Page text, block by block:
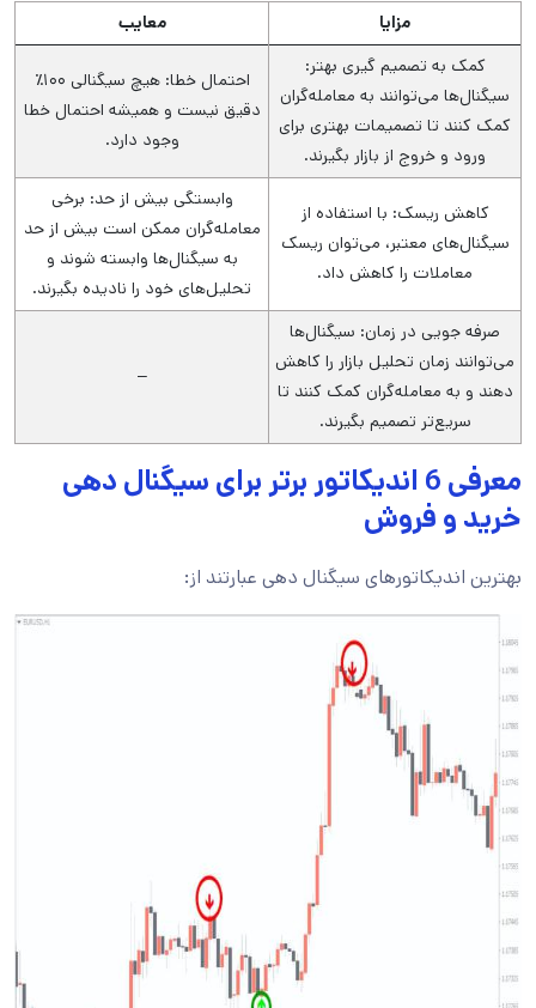
مزایا
معایب
کمک به تصمیم‌ گیری بهتر:
سیگنال‌ها می‌توانند به معامله‌گران
کمک کنند تا تصمیمات بهتری برای
ورود و خروج از بازار بگیرند.
احتمال خطا: هیچ سیگنالی ۱۰۰٪
دقیق نیست و همیشه احتمال خطا
وجود دارد.
کاهش ریسک: با استفاده از
سیگنال‌های معتبر، می‌توان ریسک
معاملات را کاهش داد.
وابستگی بیش از حد: برخی
معامله‌گران ممکن است بیش از حد
به سیگنال‌ها وابسته شوند و
تحلیل‌های خود را نادیده بگیرند.
صرفه‌ جویی در زمان: سیگنال‌ها
می‌توانند زمان تحلیل بازار را کاهش
دهند و به معامله‌گران کمک کنند تا
سریع‌تر تصمیم بگیرند.
–
معرفی 6 اندیکاتور برتر برای سیگنال‌ دهی
خرید و فروش
بهترین اندیکاتورهای سیگنال دهی عبارتند از: